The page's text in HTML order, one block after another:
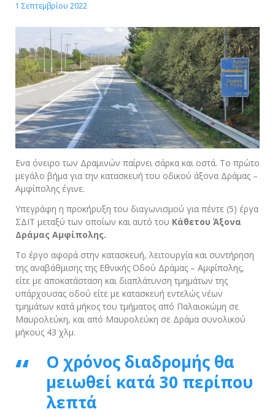
1 Σεπτεμβρίου 2022
Ενα όνειρο των Δραμινών παίρνει σάρκα και οστά. Το πρώτο
μεγάλο βήμα για την κατασκευή του οδικού άξονα Δράμας –
Αμφίπολης έγινε.
Υπεγράφη η προκήρυξη του διαγωνισμού για πέντε (5) έργα
ΣΔΙΤ μεταξύ των οποίων και αυτό του Κάθετου Άξονα
Δράμας Αμφίπολης.
Το έργο αφορά στην κατασκευή, λειτουργία και συντήρηση
της αναβάθμισης της Εθνικής Οδού Δράμας – Αμφίπολης,
είτε με αποκατάσταση και διαπλάτυνση τμημάτων της
υπάρχουσας οδού είτε με κατασκευή εντελώς νέων
τμημάτων κατά μήκος του τμήματος από Παλαιοκώμη σε
Μαυρολεύκη, και από Μαυρολεύκη σε Δράμα συνολικού
μήκους 43 χλμ.
Ο χρόνος διαδρομής θα
μειωθεί κατά 30 περίπου
λεπτά